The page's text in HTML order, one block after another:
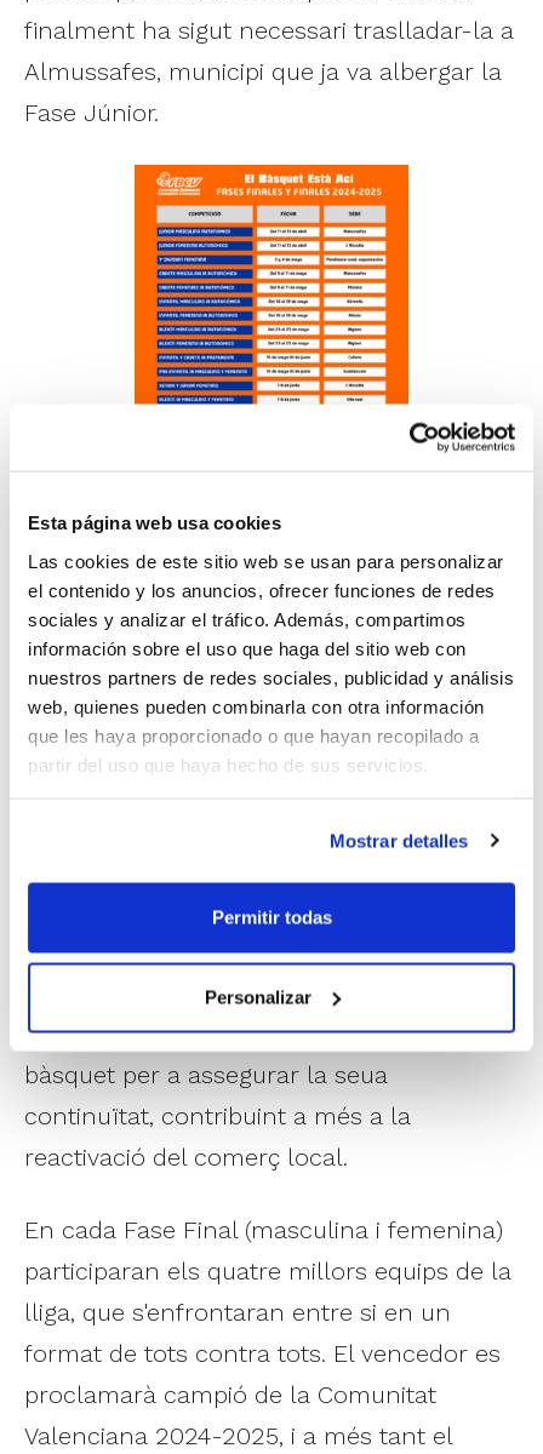
Esta página web usa cookies
Las cookies de este sitio web se usan para personalizar
el contenido y los anuncios, ofrecer funciones de redes
sociales y analizar el tráfico. Además, compartimos
información sobre el uso que haga del sitio web con
nuestros partners de redes sociales, publicidad y análisis
web, quienes pueden combinarla con otra información
que les haya proporcionado o que hayan recopilado a
partir del uso que haya hecho de sus servicios.
Mostrar detalles
Permitir todas
Personalizar
finalment ha sigut necessari traslladar-la a
Almussafes, municipi que ja va albergar la
Fase Júnior.
Les Fases Finals i Finals 2024-2025 són un
dels pilars de de la iniciativa El Bàsquet
Està Ací, promoguda per la FBCV perquè el
bàsquet de la Comunitat Valenciana es
convertisca en un símbol de solidaritat i
les actuacions principals de la qual es
les Fases Finals i Finals en municipis que
han patit l'impacte del temporal. Esta acció
permet visibilitzar i reconéixer l'esforç dels
seus clubs i ajudar-los en la promoció del
bàsquet per a assegurar la seua
continuïtat, contribuint a més a la
reactivació del comerç local.
En cada Fase Final (masculina i femenina)
participaran els quatre millors equips de la
lliga, que s'enfrontaran entre si en un
format de tots contra tots. El vencedor es
proclamarà campió de la Comunitat
Valenciana 2024-2025, i a més tant el